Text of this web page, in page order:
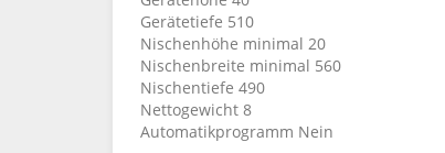
Gerätetiefe 510
Nischenhöhe minimal 20
Nischenbreite minimal 560
Nischentiefe 490
Nettogewicht 8
Automatikprogramm Nein